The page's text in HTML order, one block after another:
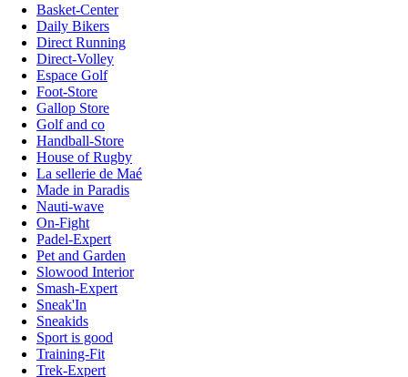
Basket-Center
Daily Bikers
Direct Running
Direct-Volley
Espace Golf
Foot-Store
Gallop Store
Golf and co
Handball-Store
House of Rugby
La sellerie de Maé
Made in Paradis
Nauti-wave
On-Fight
Padel-Expert
Pet and Garden
Slowood Interior
Smash-Expert
Sneak'In
Sneakids
Sport is good
Training-Fit
Trek-Expert